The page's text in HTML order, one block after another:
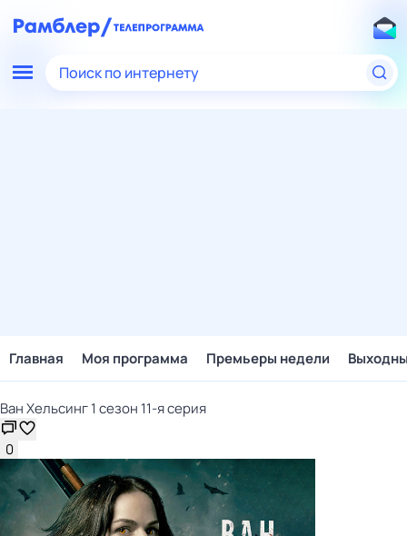
Поиск по интернету
Главная Моя программа Премьеры недели
Ван Хельсинг 1 сезон 11-я серия
0